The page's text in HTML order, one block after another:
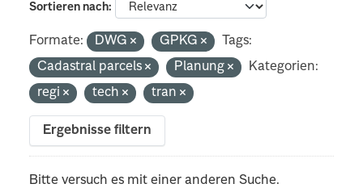
Sortieren nach
Formate: DWG GPKG
Tags:
Cadastral parcels
Planung
Kategorien:
regi
tech tran
Ergebnisse filtern
Bitte versuch es mit einer anderen Suche.